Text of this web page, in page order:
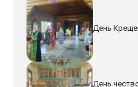
День
День